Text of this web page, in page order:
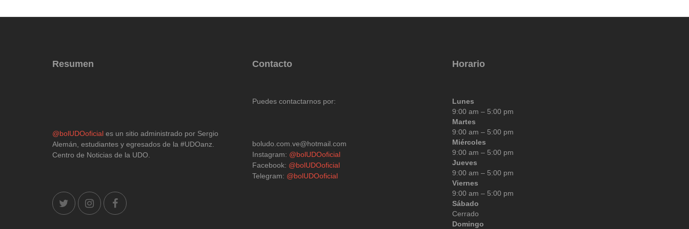
Resumen
@bolUDOoficial es un sitio administrado por Sergio
Alemán, estudiantes y egresados de la #UDOanz.
Centro de Noticias de la UDO.
Contacto
Puedes contactarnos por:
boludo.com.ve@hotmail.com
Instagram: @bolUDOoficial
Facebook: @bolUDOoficial
Telegram: @bolUDOoficial
Horario
Lunes
9:00 am – 5:00 pm
Martes
9:00 am – 5:00 pm
Miércoles
9:00 am – 5:00 pm
Jueves
9:00 am – 5:00 pm
Viernes
9:00 am – 5:00 pm
Sábado
Cerrado
Domingo